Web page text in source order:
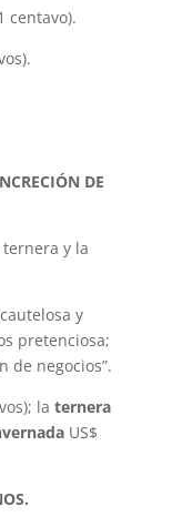
centavo).
DE
y la
y
pretenciosa;
de negocios”.
la ternera
US$